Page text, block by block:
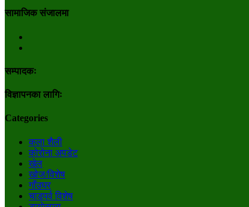
सामाजिक संजालमा
सम्पादकः
विज्ञापनका लागिः
Categories
कला शैली
कोरोना अपडेट
खेल
खोज/विशेष
गाँउघर
चाडपर्व विशेष